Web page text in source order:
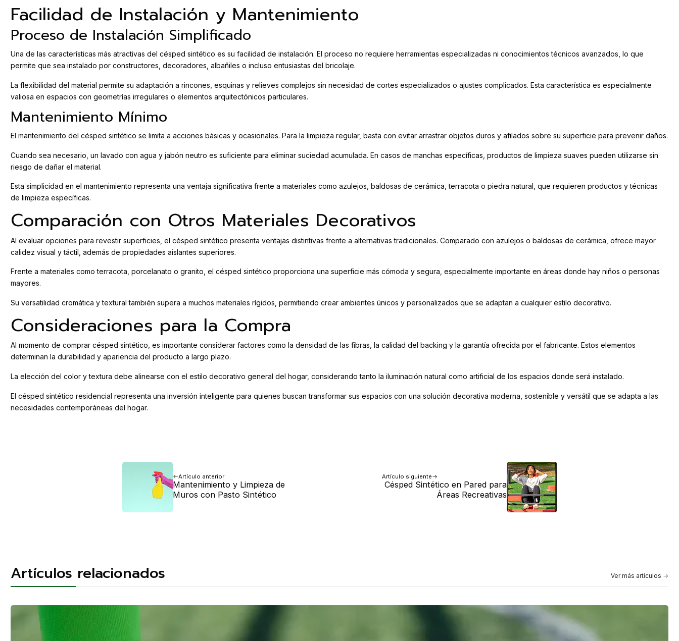
Facilidad de Instalación y Mantenimiento
Proceso de Instalación Simplificado
Una de las características más atractivas del césped sintético es su facilidad de instalación. El proceso no requiere herramientas especializadas ni conocimientos técnicos avanzados, lo que
permite que sea instalado por constructores, decoradores, albañiles o incluso entusiastas del bricolaje.
La flexibilidad del material permite su adaptación a rincones, esquinas y relieves complejos sin necesidad de cortes especializados o ajustes complicados. Esta característica es especialmente
valiosa en espacios con geometrías irregulares o elementos arquitectónicos particulares.
Mantenimiento Mínimo
El mantenimiento del césped sintético se limita a acciones básicas y ocasionales. Para la limpieza regular, basta con evitar arrastrar objetos duros y afilados sobre su superficie para prevenir daños.
Cuando sea necesario, un lavado con agua y jabón neutro es suficiente para eliminar suciedad acumulada. En casos de manchas específicas, productos de limpieza suaves pueden utilizarse sin
riesgo de dañar el material.
Esta simplicidad en el mantenimiento representa una ventaja significativa frente a materiales como azulejos, baldosas de cerámica, terracota o piedra natural, que requieren productos y técnicas
de limpieza específicas.
Comparación con Otros Materiales Decorativos
Al evaluar opciones para revestir superficies, el césped sintético presenta ventajas distintivas frente a alternativas tradicionales. Comparado con azulejos o baldosas de cerámica, ofrece mayor
calidez visual y táctil, además de propiedades aislantes superiores.
Frente a materiales como terracota, porcelanato o granito, el césped sintético proporciona una superficie más cómoda y segura, especialmente importante en áreas donde hay niños o personas
mayores.
Su versatilidad cromática y textural también supera a muchos materiales rígidos, permitiendo crear ambientes únicos y personalizados que se adaptan a cualquier estilo decorativo.
Consideraciones para la Compra
Al momento de comprar césped sintético, es importante considerar factores como la densidad de las fibras, la calidad del backing y la garantía ofrecida por el fabricante. Estos elementos
determinan la durabilidad y apariencia del producto a largo plazo.
La elección del color y textura debe alinearse con el estilo decorativo general del hogar, considerando tanto la iluminación natural como artificial de los espacios donde será instalado.
El césped sintético residencial representa una inversión inteligente para quienes buscan transformar sus espacios con una solución decorativa moderna, sostenible y versátil que se adapta a las
necesidades contemporáneas del hogar.
Artículo anterior
Mantenimiento y Limpieza de
Muros con Pasto Sintético
Artículo siguiente
Césped Sintético en Pared para
Áreas Recreativas
Artículos relacionados Ver más artículos